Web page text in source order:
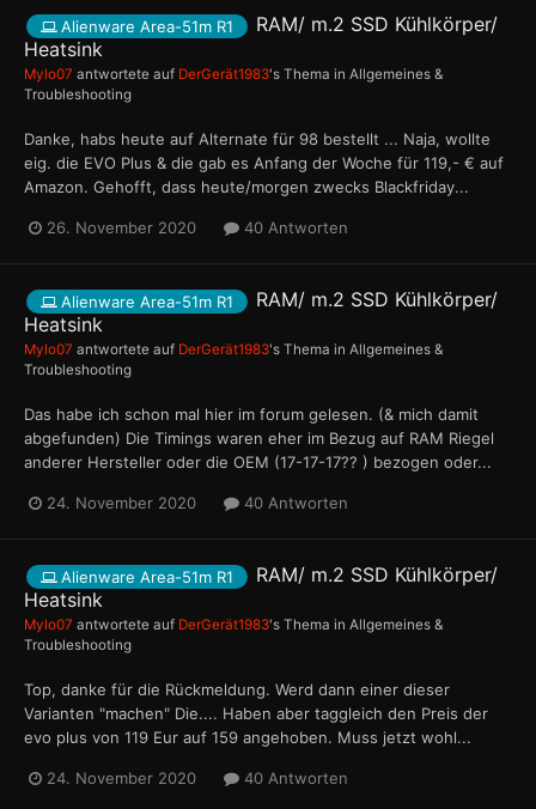
Alienware Area-51m R1
RAM/ m.2 SSD Kühlkörper/
Heatsink
Mylo07 antwortete auf DerGerät1983's Thema in Allgemeines &
Troubleshooting
Danke, habs heute auf Alternate für 98 bestellt ... Naja, wollte
eig. die EVO Plus & die gab es Anfang der Woche für 119,- € auf
Amazon. Gehofft, dass heute/morgen zwecks Blackfriday...
26. November 2020 40 Antworten
Alienware Area-51m R1
RAM/ m.2 SSD Kühlkörper/
Heatsink
Mylo07 antwortete auf DerGerät1983's Thema in Allgemeines &
Troubleshooting
Das habe ich schon mal hier im forum gelesen. (& mich damit
abgefunden) Die Timings waren eher im Bezug auf RAM Riegel
anderer Hersteller oder die OEM (17-17-17?? ) bezogen oder...
24. November 2020 40 Antworten
Alienware Area-51m R1
RAM/ m.2 SSD Kühlkörper/
Heatsink
Mylo07 antwortete auf DerGerät1983's Thema in Allgemeines &
Troubleshooting
Top, danke für die Rückmeldung. Werd dann einer dieser
Varianten "machen" Die.... Haben aber taggleich den Preis der
evo plus von 119 Eur auf 159 angehoben. Muss jetzt wohl...
24. November 2020 40 Antworten